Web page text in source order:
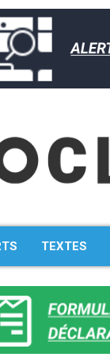
TEXTES